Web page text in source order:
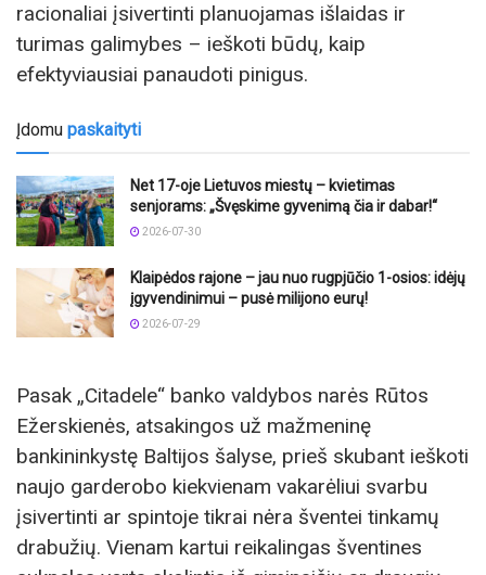
racionaliai įsivertinti planuojamas išlaidas ir
turimas galimybes – ieškoti būdų, kaip
efektyviausiai panaudoti pinigus.
Įdomu paskaityti
Net 17-oje Lietuvos miestų – kvietimas
senjorams: „Švęskime gyvenimą čia ir dabar!“
2026-07-30
Klaipėdos rajone – jau nuo rugpjūčio 1-osios: idėjų
įgyvendinimui – pusė milijono eurų!
2026-07-29
Pasak „Citadele“ banko valdybos narės Rūtos
Ežerskienės, atsakingos už mažmeninę
bankininkystę Baltijos šalyse, prieš skubant ieškoti
naujo garderobo kiekvienam vakarėliui svarbu
įsivertinti ar spintoje tikrai nėra šventei tinkamų
drabužių. Vienam kartui reikalingas šventines